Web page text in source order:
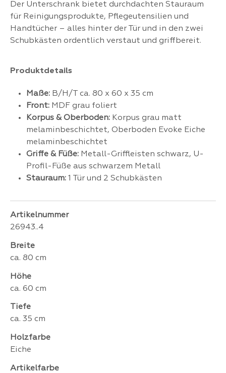
Der Unterschrank bietet durchdachten Stauraum
für Reinigungsprodukte, Pflegeutensilien und
Handtücher – alles hinter der Tür und in den zwei
Schubkästen ordentlich verstaut und griffbereit.
Produktdetails
Maße: B/H/T ca. 80 x 60 x 35 cm
Front: MDF grau foliert
Korpus & Oberboden: Korpus grau matt
melaminbeschichtet, Oberboden Evoke Eiche
melaminbeschichtet
Griffe & Füße: Metall-Griffleisten schwarz, U-
Profil-Füße aus schwarzem Metall
Stauraum: 1 Tür und 2 Schubkästen
Artikelnummer
26943..4
Breite
ca. 80 cm
Höhe
ca. 60 cm
Tiefe
ca. 35 cm
Holzfarbe
Eiche
Artikelfarbe